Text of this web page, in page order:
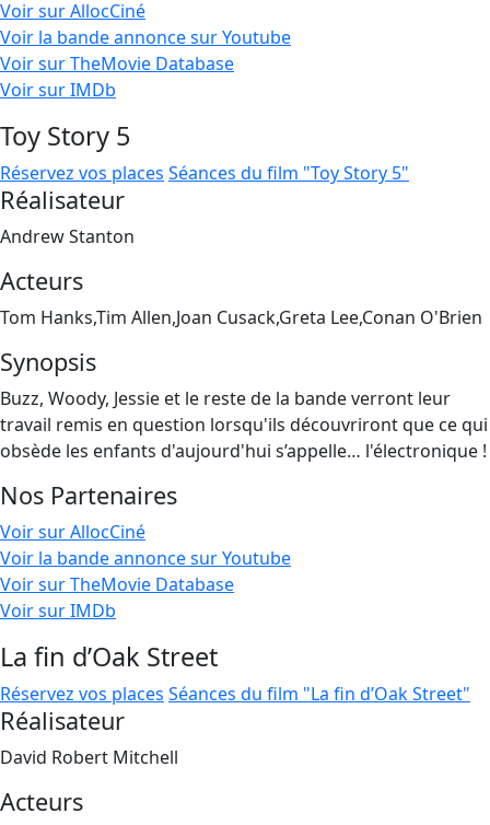
Voir sur AllocCiné
Voir la bande annonce sur Youtube
Voir sur TheMovie Database
Voir sur IMDb
Toy Story 5
Réservez vos places Séances du film "Toy Story 5"
Réalisateur
Andrew Stanton
Acteurs
Tom Hanks,Tim Allen,Joan Cusack,Greta Lee,Conan O'Brien
Synopsis
Buzz, Woody, Jessie et le reste de la bande verront leur
travail remis en question lorsqu'ils découvriront que ce qui
obsède les enfants d'aujourd'hui s’appelle… l'électronique !
Nos Partenaires
Voir sur AllocCiné
Voir la bande annonce sur Youtube
Voir sur TheMovie Database
Voir sur IMDb
La fin d’Oak Street
Réservez vos places Séances du film "La fin d’Oak Street"
Réalisateur
David Robert Mitchell
Acteurs